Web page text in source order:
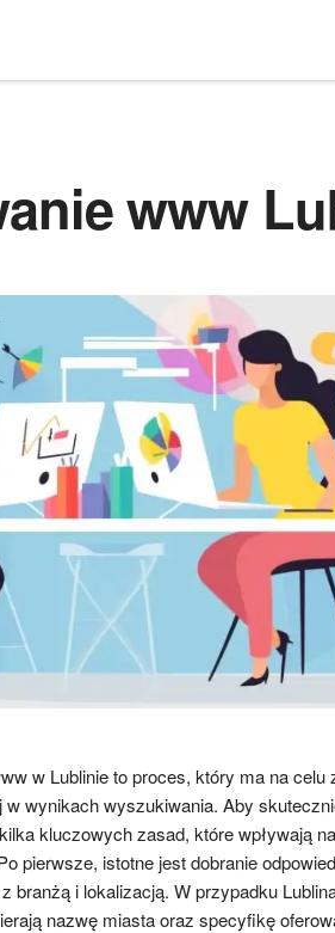
www
w Lublinie to proces, który ma na
w wynikach wyszukiwania. Aby
kluczowych zasad, które wpływają
pierwsze, istotne jest dobranie
branżą i lokalizacją. W przypadku
nazwę miasta oraz specyfikę